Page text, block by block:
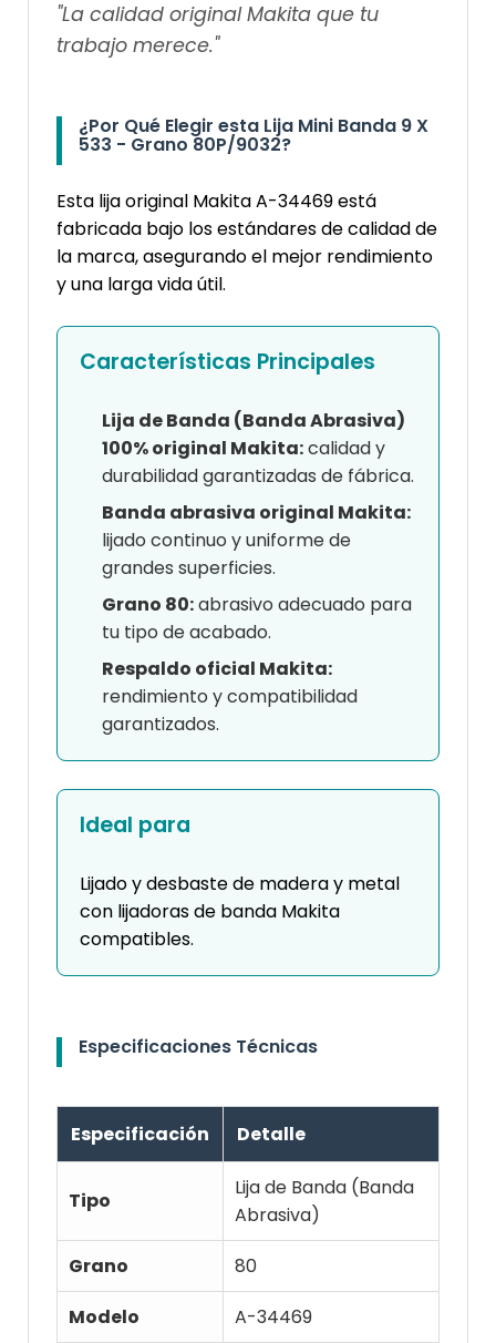
"La calidad original Makita que tu
trabajo merece."
¿Por Qué Elegir esta Lija Mini Banda 9 X
533 - Grano 80P/9032?
Esta lija original Makita A-34469 está
fabricada bajo los estándares de calidad de
la marca, asegurando el mejor rendimiento
y una larga vida útil.
Características Principales
Lija de Banda (Banda Abrasiva)
100% original Makita:calidad y
durabilidad garantizadas de fábrica.
Banda abrasiva original Makita:
lijado continuo y uniforme de
grandes superficies.
Grano 80:abrasivo adecuado para
tu tipo de acabado.
Respaldo oficial Makita:
rendimiento y compatibilidad
garantizados.
Ideal para
Lijado y desbaste de madera y metal
con lijadoras de banda Makita
compatibles.
Especificaciones Técnicas
Especificación Detalle
Tipo
Lija de Banda (Banda
Abrasiva)
Grano
80
Modelo
A-34469